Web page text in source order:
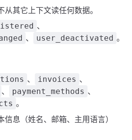
从其它上下文读任何数据。
、
、 user_deactivated 。
、 invoices 、
、 payment_methods 、
。
信息（姓名、邮箱、主用语言）